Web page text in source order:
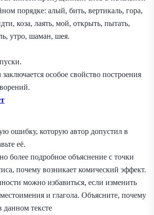
порядке: алый, бить, вертикаль, гора,
коза, лаять, мой, открыть, пытать,
утро, шаман, шея.
особое свойство построения
ошибку, которую автор допустил в
её.
более подробное объяснение с точки
почему возникает комический эффект.
можно избавиться, если изменить
и глагола. Объясните, почему
данном тексте